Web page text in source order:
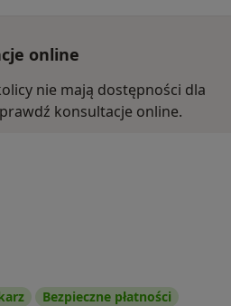
online
nie mają dostępności dla
konsultacje online.
Bezpieczne płatności